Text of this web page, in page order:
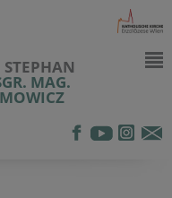
STEPHAN
MAG.